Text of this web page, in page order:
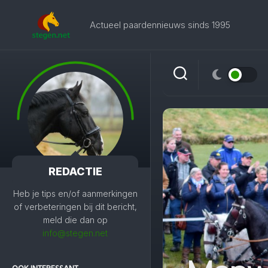
Actueel paardennieuws sinds 1995
REDACTIE
Heb je tips en/of aanmerkingen
of verbeteringen bij dit bericht,
meld die dan op
info@stegen.net